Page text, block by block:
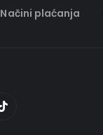
Načini plaćanja